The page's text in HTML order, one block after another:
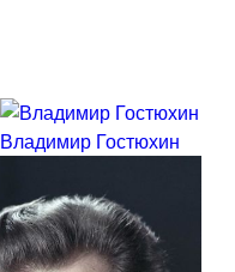
Владимир Гостюхин